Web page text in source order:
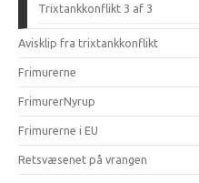
Trixtankkonflikt 3 af 3
Avisklip fra trixtankkonflikt
Frimurerne
FrimurerNyrup
Frimurerne i EU
Retsvæsenet på vrangen